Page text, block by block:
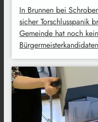
In Brunnen bei
sicher Torschlusspanik
Gemeinde hat noch